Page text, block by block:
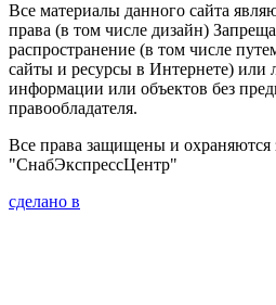
Все материалы данного сайта
права (в том числе дизайн)
распространение (в том числе
сайты и ресурсы в Интернете) или
информации или объектов без
правообладателя.
Все права защищены и
"СнабЭкспрессЦентр"
сделано в